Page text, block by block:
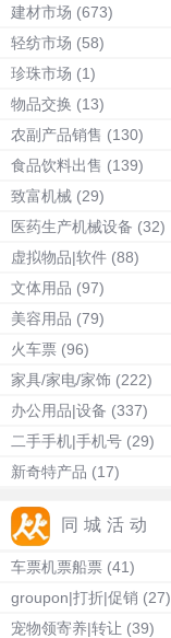
建材市场 (673)
轻纺市场 (58)
珍珠市场 (1)
物品交换 (13)
农副产品销售 (130)
食品饮料出售 (139)
致富机械 (29)
医药生产机械设备 (32)
虚拟物品|软件 (88)
文体用品 (97)
美容用品 (79)
火车票 (96)
家具/家电/家饰 (222)
办公用品|设备 (337)
二手手机|手机号 (29)
新奇特产品 (17)
同城活动
车票机票船票 (41)
groupon|打折|促销 (27)
宠物领寄养|转让 (39)